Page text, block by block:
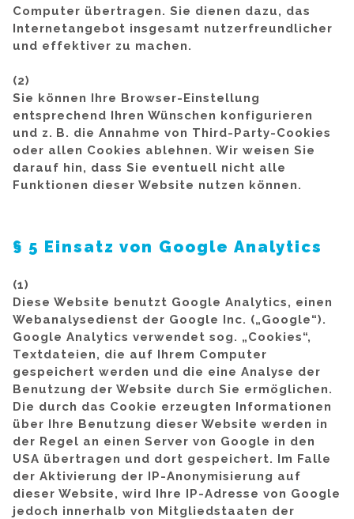
Computer übertragen. Sie dienen dazu, das
Internetangebot insgesamt nutzerfreundlicher
und effektiver zu machen.
(2)
Sie können Ihre Browser-Einstellung
entsprechend Ihren Wünschen konfigurieren
und z. B. die Annahme von Third-Party-Cookies
oder allen Cookies ablehnen. Wir weisen Sie
darauf hin, dass Sie eventuell nicht alle
Funktionen dieser Website nutzen können.
§ 5 Einsatz von Google Analytics
(1)
Diese Website benutzt Google Analytics, einen
Webanalysedienst der Google Inc. („Google“).
Google Analytics verwendet sog. „Cookies“,
Textdateien, die auf Ihrem Computer
gespeichert werden und die eine Analyse der
Benutzung der Website durch Sie ermöglichen.
Die durch das Cookie erzeugten Informationen
über Ihre Benutzung dieser Website werden in
der Regel an einen Server von Google in den
USA übertragen und dort gespeichert. Im Falle
der Aktivierung der IP-Anonymisierung auf
dieser Website, wird Ihre IP-Adresse von Google
jedoch innerhalb von Mitgliedstaaten der